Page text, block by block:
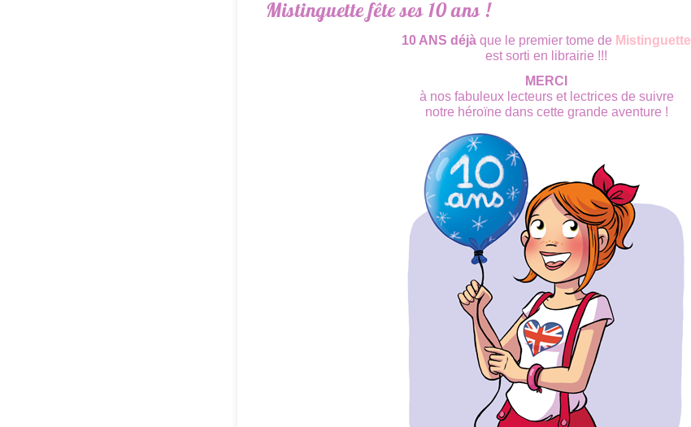
Mistinguette fête ses 10 ans !
10 ANS déjà que le premier tome de Mistinguette
est sorti en librairie !!!
MERCI
à nos fabuleux lecteurs et lectrices de suivre
notre héroïne dans cette grande aventure !